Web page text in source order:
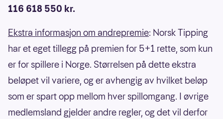
116 618 550 kr.
Ekstra informasjon om andrepremie: Norsk Tipping
har et eget tillegg på premien for 5+1 rette, som kun
er for spillere i Norge. Størrelsen på dette ekstra
beløpet vil variere, og er avhengig av hvilket beløp
som er spart opp mellom hver spillomgang. I øvrige
medlemsland gjelder andre regler, og det vil derfor